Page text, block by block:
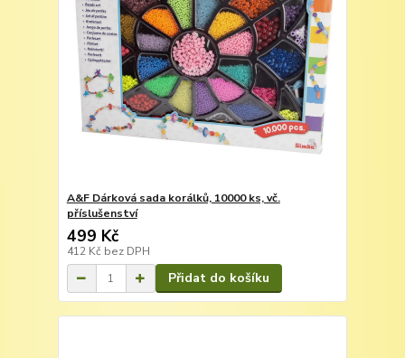
A&F Dárková sada korálků, 10000 ks, vč.
příslušenství
499 Kč
412 Kč bez DPH
Přidat do košíku